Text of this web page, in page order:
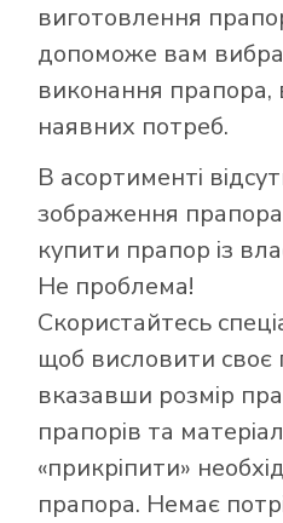
виготовлення
допоможе вам
виконання прапора,
наявних потреб.
В асортименті
зображення
купити прапор із
Не проблема!
Скористайтесь
щоб висловити своє
вказавши розмір
прапорів та
«прикріпити»
прапора. Немає
Як
в
магазині